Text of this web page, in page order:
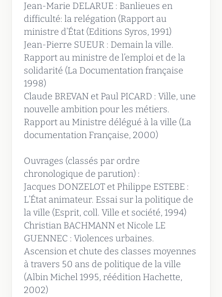
Jean-Marie DELARUE : Banlieues en
difficulté: la relégation (Rapport au
ministre d’État (Editions Syros, 1991)
Jean-Pierre SUEUR : Demain la ville.
Rapport au ministre de l’emploi et de la
solidarité (La Documentation française
1998)
Claude BREVAN et Paul PICARD : Ville, une
nouvelle ambition pour les métiers.
Rapport au Ministre délégué à la ville (La
documentation Française, 2000)
Ouvrages (classés par ordre
chronologique de parution) :
Jacques DONZELOT et Philippe ESTEBE :
L’État animateur. Essai sur la politique de
la ville (Esprit, coll. Ville et société, 1994)
Christian BACHMANN et Nicole LE
GUENNEC : Violences urbaines.
Ascension et chute des classes moyennes
à travers 50 ans de politique de la ville
(Albin Michel 1995, réédition Hachette,
2002)